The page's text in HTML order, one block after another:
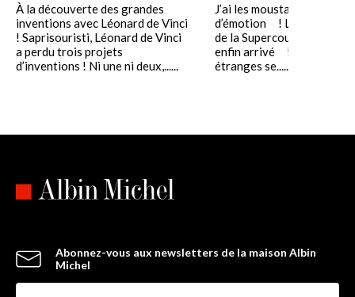
À la découverte des grandes
inventions avec Léonard de Vinci
! Saprisouristi, Léonard de Vinci
a perdu trois projets
d’inventions ! Ni une ni deux,......
J’ai les moustaches qui
d’émotion ! Le jour de la
de la Supercoupe des
enfin arrivé ! Hélas, des
étranges se......
Abonnez-vous aux newsletters de la maison Albin
Michel